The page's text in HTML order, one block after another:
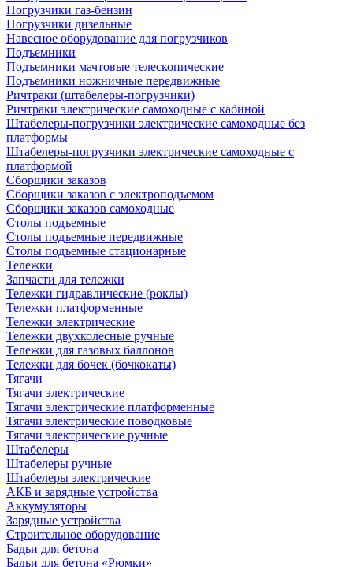
Погрузчики газ-бензин
Погрузчики дизельные
Навесное оборудование для погрузчиков
Подъемники
Подъемники мачтовые телескопические
Подъемники ножничные передвижные
Ричтраки (штабелеры-погрузчики)
Ричтраки электрические самоходные с кабиной
Штабелеры-погрузчики электрические самоходные без
платформы
Штабелеры-погрузчики электрические самоходные с
платформой
Сборщики заказов
Сборщики заказов с электроподъемом
Сборщики заказов самоходные
Столы подъемные
Столы подъемные передвижные
Столы подъемные стационарные
Тележки
Запчасти для тележки
Тележки гидравлические (роклы)
Тележки платформенные
Тележки электрические
Тележки двухколесные ручные
Тележки для газовых баллонов
Тележки для бочек (бочкокаты)
Тягачи
Тягачи электрические
Тягачи электрические платформенные
Тягачи электрические поводковые
Тягачи электрические ручные
Штабелеры
Штабелеры ручные
Штабелеры электрические
АКБ и зарядные устройства
Аккумуляторы
Зарядные устройства
Строительное оборудование
Бадьи для бетона
Бадьи для бетона «Рюмки»